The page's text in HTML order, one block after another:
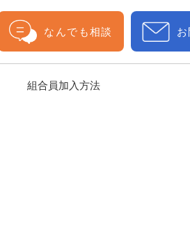
なんでも相談
組合員加入方法